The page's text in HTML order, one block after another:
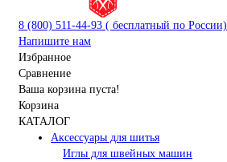
8 (800) 511-44-93 ( бесплатный по России)
Напишите нам
Избранное
Сравнение
Ваша корзина пуста!
Корзина
КАТАЛОГ
Аксессуары для шитья
Иглы для швейных машин